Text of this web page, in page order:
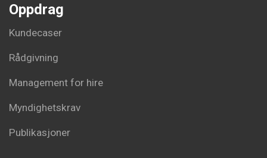
Oppdrag
Kundecaser
Rådgivning
Management for hire
Myndighetskrav
Publikasjoner